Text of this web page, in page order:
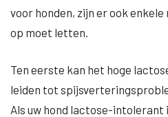
voor honden, zijn er ook
op moet letten.
Ten eerste kan het hoge
leiden tot
Als uw hond lactose-intolerant